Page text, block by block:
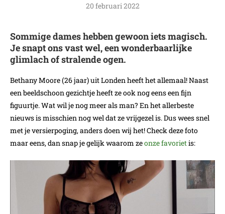
20 februari 2022
Sommige dames hebben gewoon iets magisch.
Je snapt ons vast wel, een wonderbaarlijke
glimlach of stralende ogen.
Bethany Moore (26 jaar) uit Londen heeft het allemaal! Naast
een beeldschoon gezichtje heeft ze ook nog eens een fijn
figuurtje. Wat wil je nog meer als man? En het allerbeste
nieuws is misschien nog wel dat ze vrijgezel is. Dus wees snel
met je versierpoging, anders doen wij het! Check deze foto
maar eens, dan snap je gelijk waarom zeonze favorietis: